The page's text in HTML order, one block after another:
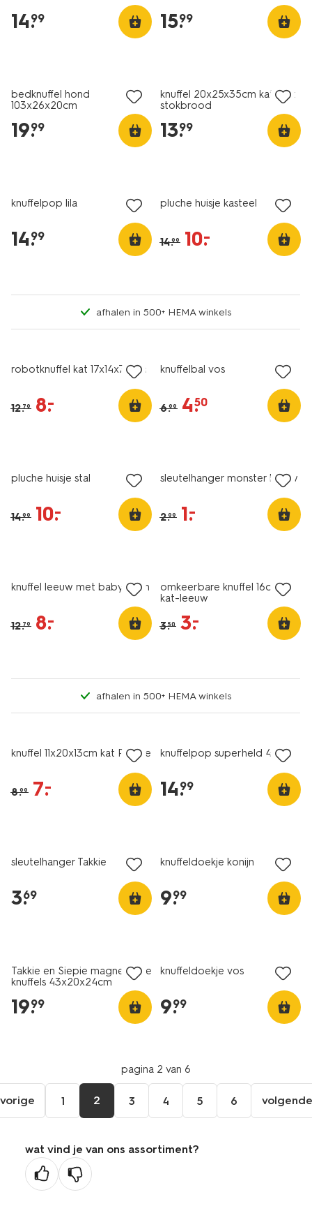
14.
99 15.
99
bedknuffel hond
103x26x20cm
19.
99
knuffel 20x25x35cm kat met
stokbrood
13.
99
knuffelpop lila
14.
99
pluche huisje kasteel
14.99 10.
–
afhalen in 500+ HEMA winkels
robotknuffel kat 17x14x7.5cm
12.79 8.
–
knuffelbal vos
6.99 4.
50
pluche huisje stal
14.99 10.
–
sleutelhanger monster blauw
2.99 1.
–
knuffel leeuw met baby 31cm
12.79 8.
–
omkeerbare knuffel 16cm
kat-leeuw
3.50 3.
–
afhalen in 500+ HEMA winkels
knuffel 11x20x13cm kat Pookie
8.99 7.
–
knuffelpop superheld 43cm
14.
99
sleutelhanger Takkie
3.
69
knuffeldoekje konijn
9.
99
Takkie en Siepie magnetische
knuffels 43x20x24cm
19.
99
knuffeldoekje vos
9.
99
pagina 2 van 6
ga
naar
vorige
pagina
vorige 1 2 3 4 5 6 volgende
wat vind je van ons assortiment?